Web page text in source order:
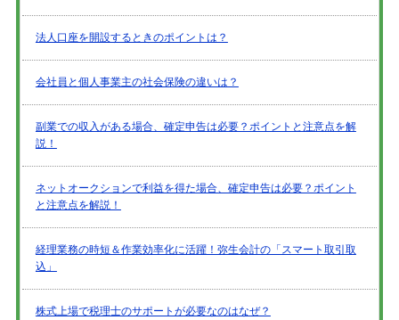
法人口座を開設するときのポイントは？
会社員と個人事業主の社会保険の違いは？
副業での収入がある場合、確定申告は必要？ポイントと注意点を解
説！
ネットオークションで利益を得た場合、確定申告は必要？ポイント
と注意点を解説！
経理業務の時短＆作業効率化に活躍！弥生会計の「スマート取引取
込」
株式上場で税理士のサポートが必要なのはなぜ？